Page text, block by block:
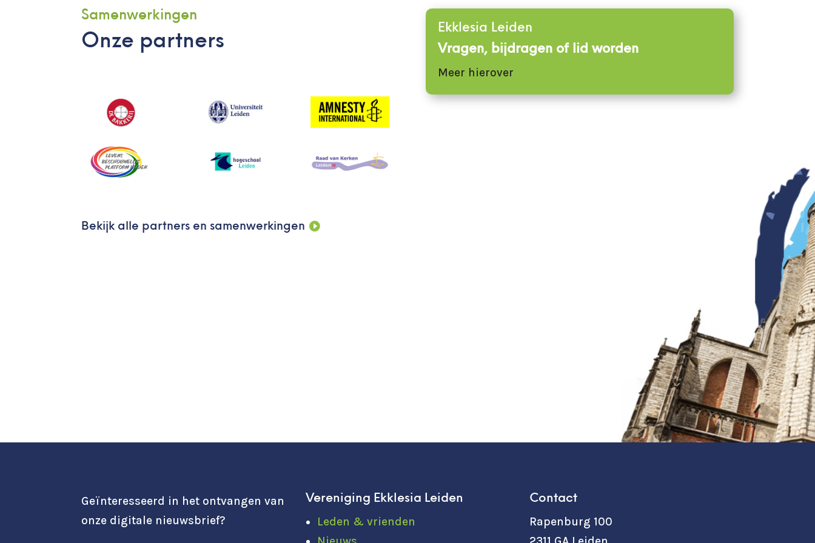
Samenwerkingen
Onze partners
Bekijk alle partners en samenwerkingen
Ekklesia Leiden
Vragen, bijdragen of lid worden
Meer hierover
Geïnteresseerd in het ontvangen van
onze digitale nieuwsbrief?
Vereniging Ekklesia Leiden
Leden & vrienden
Contact
Rapenburg 100